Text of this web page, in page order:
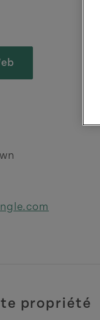
propriété